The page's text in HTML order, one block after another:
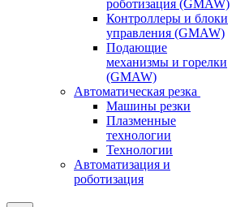
роботизация (GMAW)
Контроллеры и блоки
управления (GMAW)
Подающие
механизмы и горелки
(GMAW)
Автоматическая резка
Машины резки
Плазменные
технологии
Технологии
Автоматизация и
роботизация